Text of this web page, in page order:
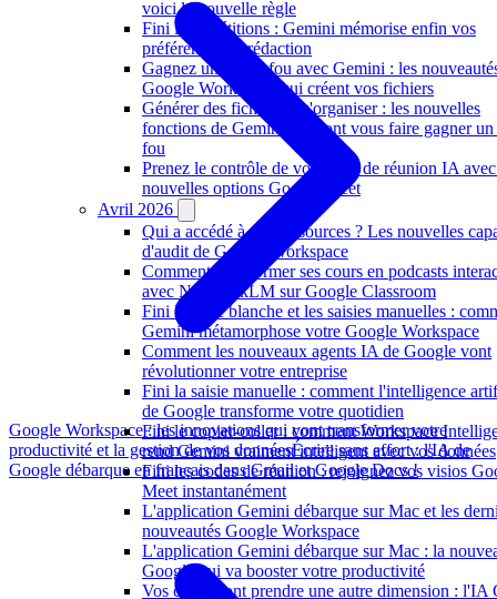
voici la nouvelle règle
Fini les répétitions : Gemini mémorise enfin vos
préférences de rédaction
Gagnez un temps fou avec Gemini : les
Google Workspace qui créent vos fichiers
Générer des fichiers et s'organiser : les nouvelles
fonctions de Gemini qui vont vous faire gagner un
fou
Prenez le contrôle de vos notes de réunion IA
nouvelles options Google Meet
Avril 2026
Qui a accédé à vos ressources ? Les nouvelles
d'audit de Google Workspace
Comment transformer ses cours en podcasts
avec NotebookLM sur Google Classroom
Fini la page blanche et les saisies manuelles :
Gemini métamorphose votre Google Workspace
Comment les nouveaux agents IA de Google vont
révolutionner votre entreprise
Fini la saisie manuelle : comment l'intelligence
de Google transforme votre quotidien
Fini le copier-coller : comment Workspace
rend Gemini vraiment intelligent avec vos données
Fini les codes de réunion : rejoignez vos visios
Meet instantanément
L'application Gemini débarque sur Mac et les
nouveautés Google Workspace
L'application Gemini débarque sur Mac : la
Google qui va booster votre productivité
Vos cours vont prendre une autre dimension : l'IA
Google Workspace : les innovations qui vont transformer votre
productivité et la gestion de vos donnéesÉcrire sans effort : l'IA de
Google débarque en français dans Gmail et Google Docs !